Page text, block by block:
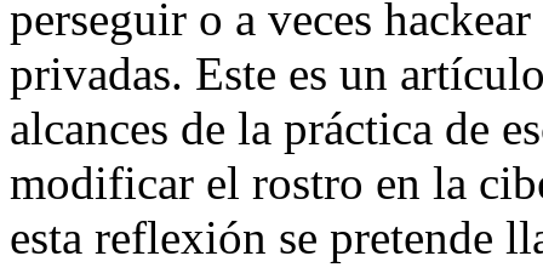
perseguir o a veces
privadas. Este es un
alcances de la práctica de
modificar el rostro en la
esta reflexión se pretende